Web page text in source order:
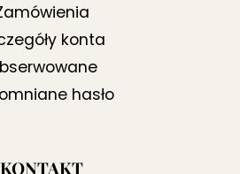
konta
hasło
KONTAKT